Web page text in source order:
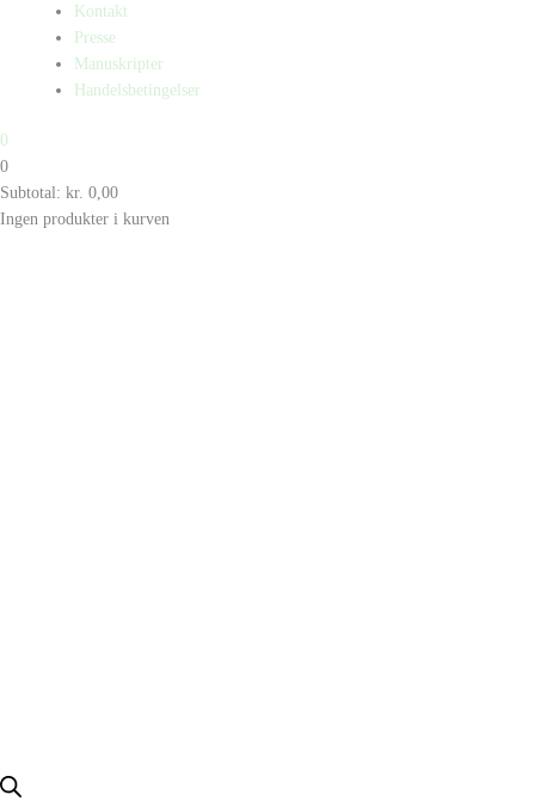
Kontakt
Presse
Manuskripter
Handelsbetingelser
0
0
Subtotal: kr. 0,00
Ingen produkter i kurven